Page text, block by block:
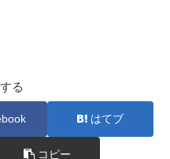
る
はてブ
コピー